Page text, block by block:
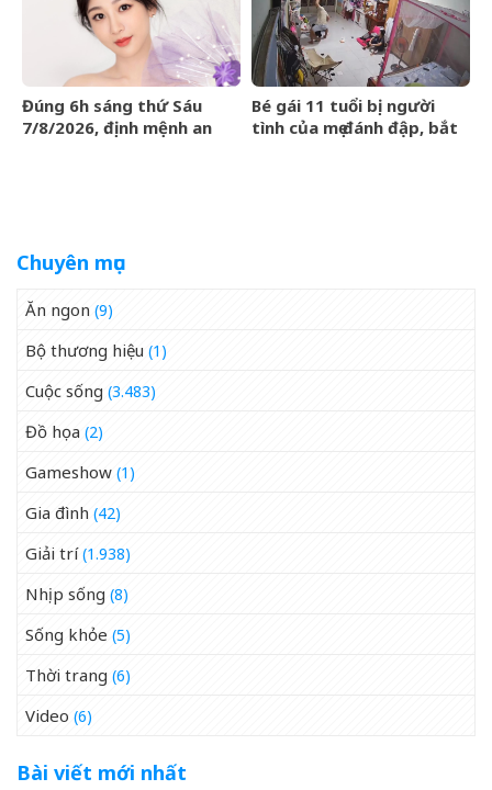
Đúng 6h sáng thứ Sáu
7/8/2026, định mệnh an
Bé gái 11 tuổi bị người
tình của mẹ đánh đập, bắt
Chuyên mục
Ăn ngon (9)
Bộ thương hiệu (1)
Cuộc sống (3.483)
Đồ họa (2)
Gameshow (1)
Gia đình (42)
Giải trí(1.938)
Nhịp sống (8)
Sống khỏe (5)
Thời trang (6)
Video (6)
Bài viết mới nhất